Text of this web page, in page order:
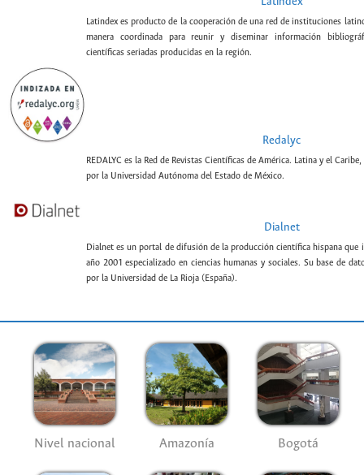
Latindex es producto de la cooperación de una red de instituciones
manera coordinada para reunir y diseminar información
científicas seriadas producidas en la región.
Redalyc
REDALYC es la Red de Revistas Científicas de América. Latina y el
por la Universidad Autónoma del Estado de México.
Dialnet
Dialnet es un portal de difusión de la producción científica hispana
año 2001 especializado en ciencias humanas y sociales. Su base de
por la Universidad de La Rioja (España).
Nivel nacional Amazonía Bogotá